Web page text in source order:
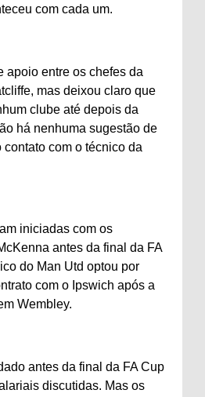
com cada um.
apoio entre os chefes da
mas deixou claro que
clube até depois da
há nenhuma sugestão de
com o técnico da
iniciadas com os
antes da final da FA
do Man Utd optou por
com o Ipswich após a
Wembley.
antes da final da FA Cup
discutidas. Mas os